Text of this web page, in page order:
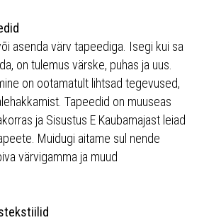
asenda värv tapeediga. Isegi kui sa
on tulemus värske, puhas ja uus.
on ootamatult lihtsad tegevused,
Tapeedid on muuseas
ja Sisustus E Kaubamajast leiad
Muidugi aitame sul nende
värvigamma ja muud